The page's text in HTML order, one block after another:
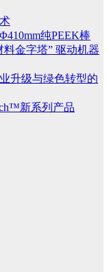
纯PEEK棒
金字塔” 驱动机器
升级与绿色转型的
新系列产品